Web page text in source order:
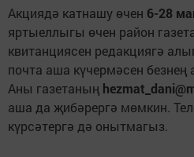
Акциядә катнашу өчен 6-28
яртыеллыгы өчен район
квитанциясен редакциягә
почта аша күчермәсен безнең
Аны газетаның
аша да җибәрергә мөмкин.
күрсәтергә дә онытмагыз.